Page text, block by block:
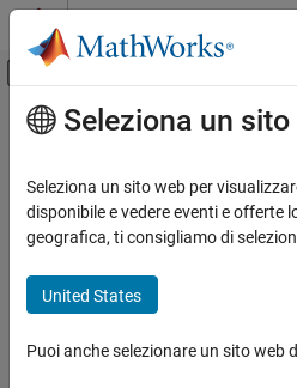
Vai al contenuto
Attiva/disattiva
Pagina iniziale della documentazione
Contenuto principale
Seleziona un sito
Seleziona un sito web per
disponibile e vedere eventi e offerte
geografica, ti consigliamo di
United States
Puoi anche selezionare un sito web